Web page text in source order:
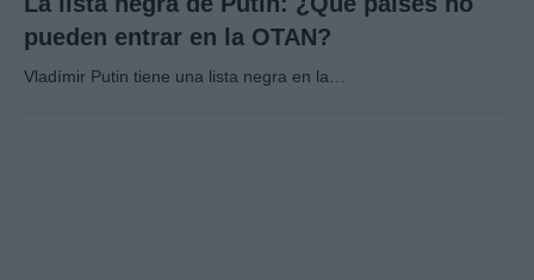
pueden entrar en la OTAN?
Vladímir Putin tiene una lista negra en la…